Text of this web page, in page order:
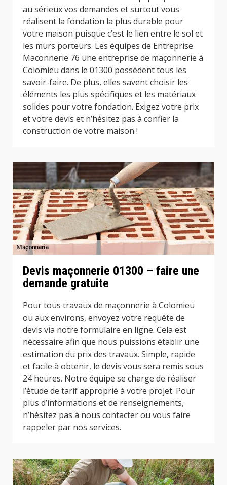
au sérieux vos demandes et surtout vous
réalisent la fondation la plus durable pour
votre maison puisque c’est le lien entre le sol et
les murs porteurs. Les équipes de Entreprise
Maconnerie 76 une entreprise de maçonnerie à
Colomieu dans le 01300 possèdent tous les
savoir-faire. De plus, elles savent choisir les
éléments les plus spécifiques et les matériaux
solides pour votre fondation. Exigez votre prix
et votre devis et n’hésitez pas à confier la
construction de votre maison !
Devis maçonnerie 01300 – faire une
demande gratuite
Pour tous travaux de maçonnerie à Colomieu
ou aux environs, envoyez votre requête de
devis via notre formulaire en ligne. Cela est
nécessaire afin que nous puissions établir une
estimation du prix des travaux. Simple, rapide
et facile à obtenir, le devis vous sera remis sous
24 heures. Notre équipe se charge de réaliser
l’étude de tarif approprié à votre projet. Pour
plus d’informations et de renseignements,
n’hésitez pas à nous contacter ou vous faire
rappeler par nos services.